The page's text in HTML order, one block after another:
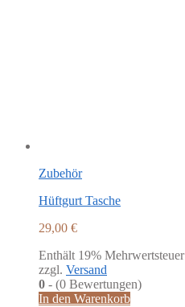
Zubehör
Hüftgurt Tasche
29,00 €
Enthält 19% Mehrwertsteuer
zzgl. Versand
0 - (0 Bewertungen)
In den Warenkorb